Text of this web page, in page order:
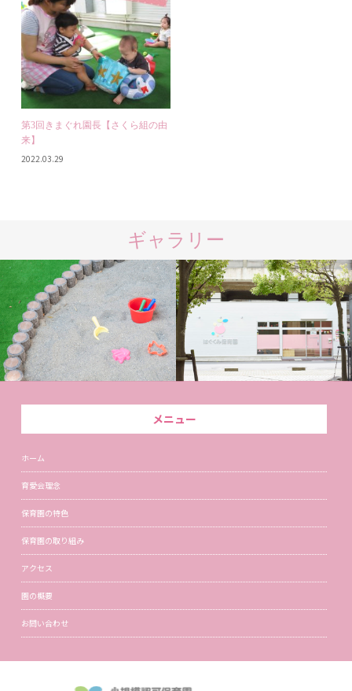
第3回きまぐれ園長【さくら組の由
来】
2022.03.29
ギャラリー
メニュー
ホーム
育愛会理念
保育園の特色
保育園の取り組み
アクセス
園の概要
お問い合わせ